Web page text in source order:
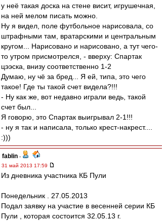
у неё такая доска на стене висит, игрушечная,
на ней мелом писать можно.
Ну я видел, поле футбольное нарисовала, со
штрафными там, вратарскими и центральным
кругом... Нарисовано и нарисовано, а тут чего-
то утром присмотрелся, - вверху: Спартак
цээска, внизу соответственно 1-2
Думаю, ну чё за бред... Я ей, типа, это чего
такое! Где ты такой счет видела?!!!
- Ну как же, вот недавно играли ведь, такой
счет был...
Я говорю, это Спартак выигрывал 2-1!!!
- ну я так и написала, только крест-накрест....
:)))
fablin -
31 май 2013 17:59
Из дневника участника КБ Пули
Понедельник . 27.05.2013
Подал заявку на участие в весенней серии КБ
Пули , которая состоится 32.05.13 г.